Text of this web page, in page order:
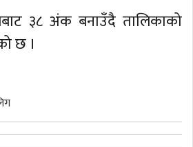
३८ अंक बनाउँदै तालिकाको
छ ।